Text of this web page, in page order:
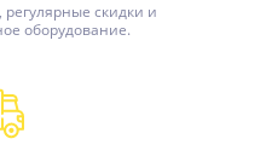
скидки и
оборудование.